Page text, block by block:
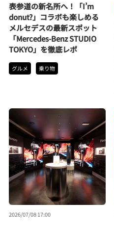
表参道の新名所へ！「I’m
donut?」コラボも楽しめる
メルセデスの最新スポット
「Mercedes-Benz STUDIO
TOKYO」を徹底レポ
グルメ 乗り物
2026/07/08 17:00